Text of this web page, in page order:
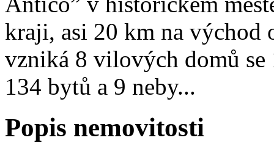
kraji, asi 20 km na východ
vzniká 8 vilových domů
134 bytů a 9 neby...
Popis nemovitosti